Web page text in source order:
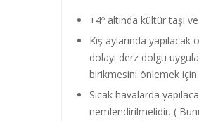
+4º altında kültür taşı
Kış aylarında
dolayı derz dolgu
birikmesini önlemek için
Sıcak havalarda
nemlendirilmelidir. (